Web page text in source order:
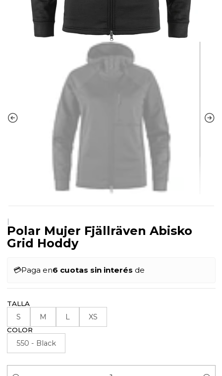
|
Polar Mujer Fjällräven Abisko
Grid Hoddy
💳Paga en6 cuotas sin interés de
TALLA
S M L XS
COLOR
550 - Black